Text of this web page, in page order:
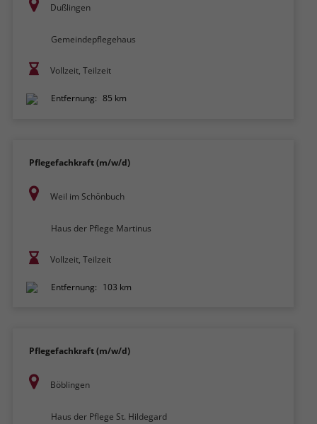
Dußlingen
Gemeindepflegehaus
Vollzeit, Teilzeit
Entfernung: 85 km
Pflegefachkraft (m/w/d)
Weil im Schönbuch
Haus der Pflege Martinus
Vollzeit, Teilzeit
Entfernung: 103 km
Pflegefachkraft (m/w/d)
Böblingen
Haus der Pflege St. Hildegard